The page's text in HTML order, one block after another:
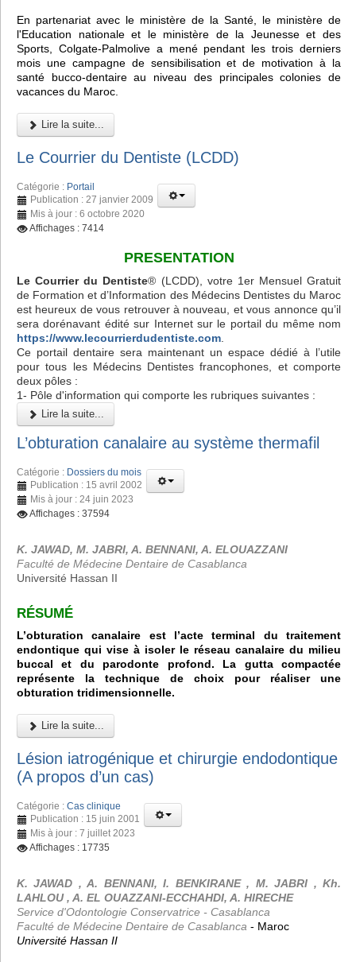
En partenariat avec le ministère de la Santé, le ministère de
l'Education nationale et le ministère de la Jeunesse et des
Sports, Colgate-Palmolive a mené pendant les trois derniers
mois une campagne de sensibilisation et de motivation à la
santé bucco-dentaire au niveau des principales colonies de
vacances du Maroc.
Lire la suite...
Le Courrier du Dentiste (LCDD)
Catégorie : Portail
Publication : 27 janvier 2009
Mis à jour : 6 octobre 2020
Affichages : 7414
PRESENTATION
Le Courrier du Dentiste® (LCDD), votre 1er Mensuel Gratuit
de Formation et d’Information des Médecins Dentistes du Maroc
est heureux de vous retrouver à nouveau, et vous annonce qu’il
sera dorénavant édité sur Internet sur le portail du même nom
https://www.lecourrierdudentiste.com
Ce portail dentaire sera maintenant un espace dédié à l’utile
pour tous les Médecins Dentistes francophones, et comporte
deux pôles :
1- Pôle d'information qui comporte les rubriques suivantes :
Lire la suite...
L’obturation canalaire au système thermafil
Catégorie : Dossiers du mois
Publication : 15 avril 2002
Mis à jour : 24 juin 2023
Affichages : 37594
K. JAWAD, M. JABRI, A. BENNANI, A. ELOUAZZANI
Faculté de Médecine Dentaire de Casablanca
Université Hassan II
RÉSUMÉ
L’obturation canalaire est l’acte terminal du traitement
endontique qui vise à isoler le réseau canalaire du milieu
buccal et du parodonte profond. La gutta compactée
représente la technique de choix pour réaliser une
obturation tridimensionnelle.
Lire la suite...
Lésion iatrogénique et chirurgie endodontique
(A propos d’un cas)
Catégorie : Cas clinique
Publication : 15 juin 2001
Mis à jour : 7 juillet 2023
Affichages : 17735
K. JAWAD , A. BENNANI, I. BENKIRANE , M. JABRI , Kh.
LAHLOU , A. EL OUAZZANI-ECCHAHDI, A. HIRECHE
Service d'Odontologie Conservatrice - Casablanca
Faculté de Médecine Dentaire de Casablanca - Maroc
Université Hassan II